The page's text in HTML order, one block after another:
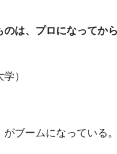
のは、プロになってか
）
ブームになっている。